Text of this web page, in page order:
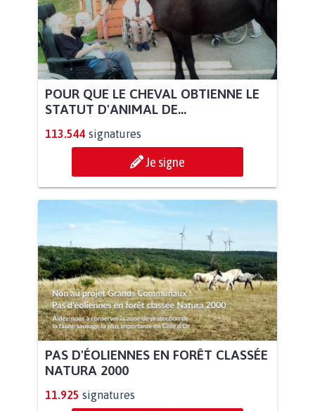
POUR QUE LE CHEVAL OBTIENNE LE
STATUT D'ANIMAL DE...
113.544 signatures
Je signe
PAS D'ÉOLIENNES EN FORÊT CLASSÉE
NATURA 2000
11.925 signatures